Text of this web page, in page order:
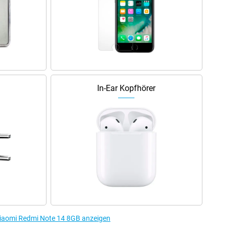
In-Ear Kopfhörer
Redmi Note 14 8GB anzeigen